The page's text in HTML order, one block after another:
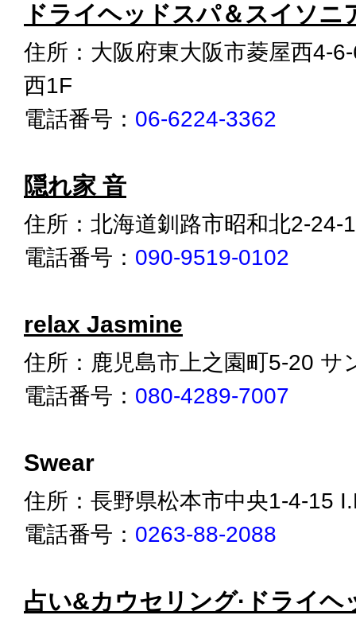
ドライヘッドスパ＆スイソ
住所：大阪府東大阪市菱屋西4-
西1F
電話番号： 06-6224-3362
隠れ家 音
住所：北海道釧路市昭和北2-24-
電話番号： 090-9519-0102
relax Jasmine
住所：鹿児島市上之園町5-20 サ
電話番号： 080-4289-7007
Swear
住所：長野県松本市中央1-4-15
電話番号： 0263-88-2088
占い&カウセリング·ドライ